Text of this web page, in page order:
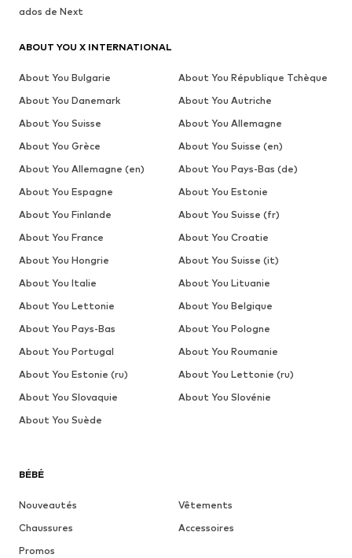
BÉBÉ
Nouveautés
Vêtements
Chaussures
Accessoires
Promos
ados de Next
ABOUT YOU X INTERNATIONAL
About You Bulgarie
About You République Tchèque
About You Danemark
About You Autriche
About You Suisse
About You Allemagne
About You Grèce
About You Suisse (en)
About You Allemagne (en)
About You Pays-Bas (de)
About You Espagne
About You Estonie
About You Finlande
About You Suisse (fr)
About You France
About You Croatie
About You Hongrie
About You Suisse (it)
About You Italie
About You Lituanie
About You Lettonie
About You Belgique
About You Pays-Bas
About You Pologne
About You Portugal
About You Roumanie
About You Estonie (ru)
About You Lettonie (ru)
About You Slovaquie
About You Slovénie
About You Suède